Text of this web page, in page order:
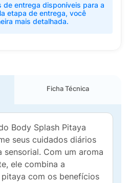
de entrega disponíveis para a
etapa de entrega, você
mais detalhada.
Ficha Técnica
Body Splash Pitaya
seus cuidados diários
sensorial. Com um aroma
ele combina a
com os benefícios